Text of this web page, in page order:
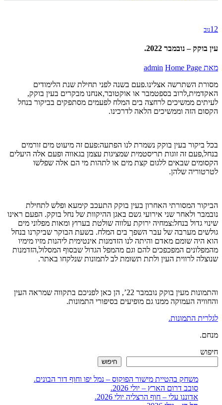
12נוב
עין בוקק – נובמבר 2022.
מאת admin Home Page
מסורת השתרשה אצלינו.פעם בשנה לפני תחילת שנת הלימודים
האקדמית,לרוב בספטמבר או אוקטובר,אנחנו מבקרים בעין בוקק,
לעיתים ממשיכים לרחצה בים המלח לפעמים מסתפקים בביקור בנחל
הקסום הזה וממשיכים הלאה לדרכינו.
בכל ביקור בעין בוקק נשמרת לנו הפתעה:פעם זה מיעוט מים זורמים
בנחל,פעם זה זוגות תריסטמית שמציגות עצמן בגאווה ופעם אלה היעלים
הקסומים שבאים ללגום קצת מים או לתהות מי הם אלה שפלשו
לטרטוריה שלהן.
הביקור המסורתי האחרון בעין בוקק התעכב קימעא ופלש לתחילת
נובמבר ולאחר שני אירועי גשם באגן ההיקוות של נחל בוקק. הפעם ראינו
שינוי גדול בנחל:צמחיה ירוקת עלווה שולטת בערוץ ומאות מפלוני מים
גולשים מערבה של עבר השפך בים המלח. בשעת הבוקר שביקרנו בנחל
הוא היה שומם מאדם והיתה לנו הזדמנות אינטימית ליהנות מזיו מימיו
מהמפלונים המפכפכים להם וגם מהמפל הגדול שבסוף המסלול,הזדמנות
שנוצלה לרווית העין ולתת תשומת לב לתמונות שנלקחו באתר.
והתמונות מעין בוקק נובמבר 22’, הן כאן לפניכם בתקווה שמראה העין
והחוויה העמוקה ממנו גם מופיעים בסיפורי התמונות.
לגלרית התמונות.
מנחם.
חיפוש
חיפוש
משחק בהטיית מישור הפוקוס – נמל יפו וחוף דור הבונים.
סובב דרום הארץ – יולי 2026.
אדוננו עלי – חוף הרצליה יולי 2026.